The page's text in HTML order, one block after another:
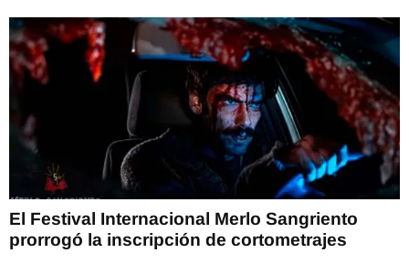
El Festival Internacional Merlo Sangriento
prorrogó la inscripción de cortometrajes